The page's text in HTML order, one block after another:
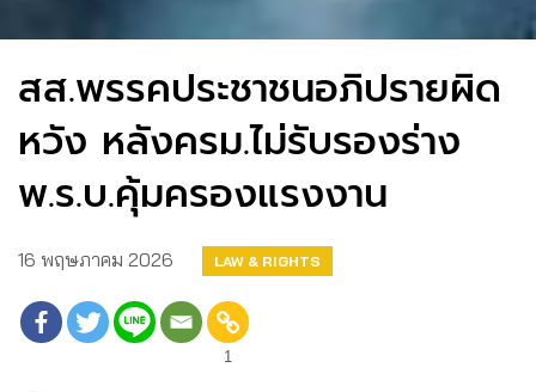
สส.พรรคประชาชนอภิปรายผิด
หวัง หลังครม.ไม่รับรองร่าง
พ.ร.บ.คุ้มครองแรงงาน
16 พฤษภาคม 2026 LAW & RIGHTS
1